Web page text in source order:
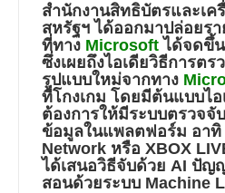
สำนักงานสิทธิบัตรและเค
สหรัฐฯ ได้ออกมาปล่อยร
ที่ทาง Microsoft ได้จดขึ้
ซึ่งเผยถึงไอเดียวิธีการตร
รูปแบบใหม่จากทาง
ที่โกงเกม โดยมีต้นแบบไ
ต้องการให้มีระบบตรวจจั
ข้อมูลในแพลตฟอร์ม อาทิ
Network หรือ XBOX
ได้เสนอวิธีจับด้วย AI ปัญ
สอนด้วยระบบ Machine